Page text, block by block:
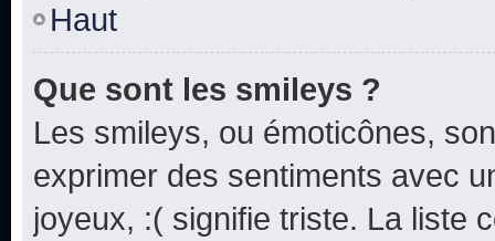
Haut
Que sont les smileys ?
Les smileys, ou émoticônes,
exprimer des sentiments avec
joyeux, :( signifie triste. La liste